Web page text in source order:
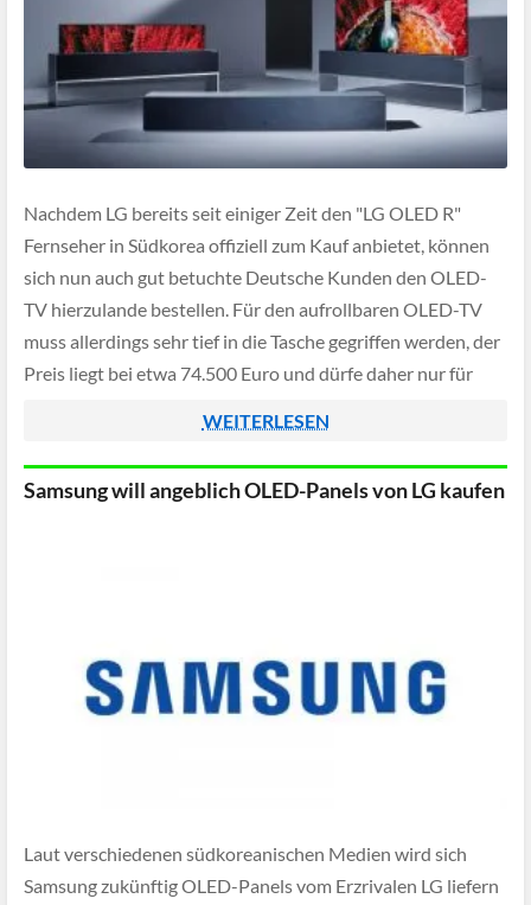
Nachdem LG bereits seit einiger Zeit den "LG OLED R"
Fernseher in Südkorea offiziell zum Kauf anbietet, können
sich nun auch gut betuchte Deutsche Kunden den OLED-
TV hierzulande bestellen. Für den aufrollbaren OLED-TV
muss allerdings sehr tief in die Tasche gegriffen werden, der
Preis liegt bei etwa 74.500 Euro und dürfe daher nur für
WEITERLESEN
Samsung will angeblich OLED-Panels von LG kaufen
Laut verschiedenen südkoreanischen Medien wird sich
Samsung zukünftig OLED-Panels vom Erzrivalen LG liefern